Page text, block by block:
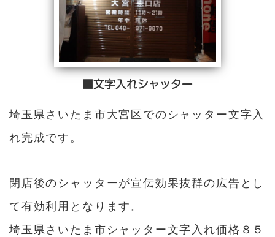
■文字入れシャッター
埼玉県さいたま市大宮区でのシャッター文字入
れ完成です。
閉店後のシャッターが宣伝効果抜群の広告とし
て有効利用となります。
埼玉県さいたま市シャッター文字入れ価格８５